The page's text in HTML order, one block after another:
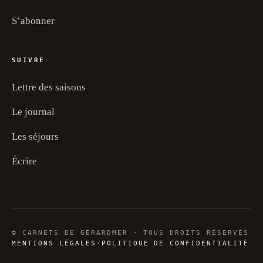
S’abonner
SUIVRE
Lettre des saisons
Le journal
Les séjours
Écrire
© CARNETS DE GÉRARDMER · TOUS DROITS RÉSERVÉS
MENTIONS LÉGALES · POLITIQUE DE CONFIDENTIALITÉ